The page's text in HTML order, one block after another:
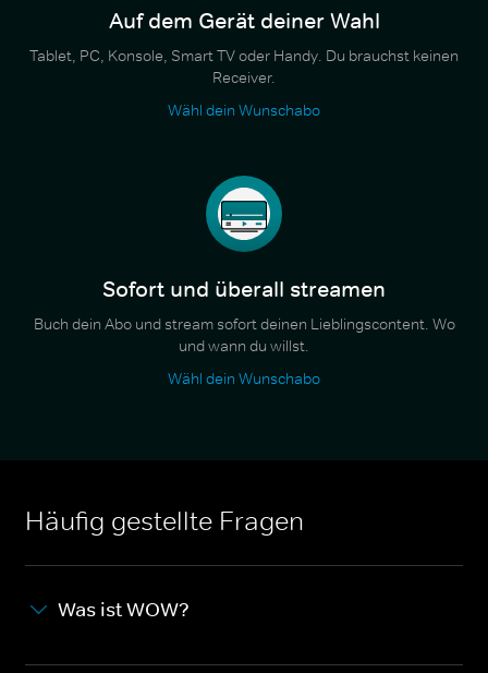
Auf dem Gerät deiner Wahl
Tablet, PC, Konsole, Smart TV oder Handy. Du brauchst keinen
Receiver.
Wähl dein Wunschabo
Sofort und überall streamen
Buch dein Abo und stream sofort deinen Lieblingscontent. Wo
und wann du willst.
Wähl dein Wunschabo
Häufig gestellte Fragen
Was ist WOW?